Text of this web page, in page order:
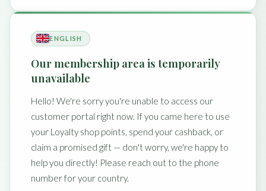
ENGLISH
Our membership area is temporarily
unavailable
Hello! We're sorry you're unable to access our
customer portal right now. If you came here to use
your Loyalty shop points, spend your cashback, or
claim a promised gift — don't worry, we're happy to
help you directly! Please reach out to the phone
number for your country.